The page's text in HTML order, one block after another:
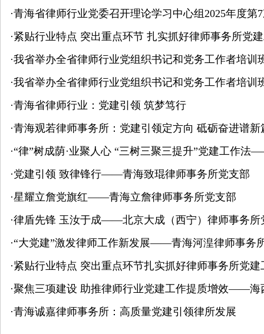
·青海省律师行业党委召开理论学习中心组2025年度第
·紧贴行业特点 突出重点环节 扎实抓好律师事务所
·我省举办全省律师行业党组织书记和党务工作者培训
·我省举办全省律师行业党组织书记和党务工作者培训
·青海省律师行业：党建引领 筑梦笃行
·青海观若律师事务所：党建引领定方向 砥砺奋进谱新
·“律”树成荫·业聚人心 “三树三聚三提升”党建工作
·党建引领 致律锋行——青海致琨律师事务所党支部
·星耀立詹党旗红——青海立詹律师事务所党支部
·律盾先锋 玉汝于成——北京大成（西宁）律师事务所
·“大党建”激发律师工作新发展——青海河湟律师事务
·紧贴行业特点 突出重点环节扎实抓好律师事务所党
·聚焦三项建设 助推律师行业党建工作提质增效——海
·青海诚嘉律师事务所：高质量党建引领律所发展